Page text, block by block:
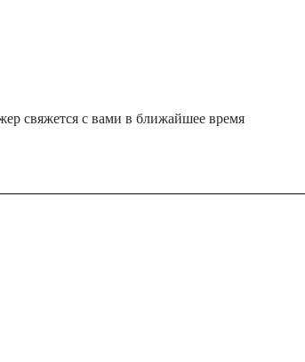
свяжется с вами в ближайшее время